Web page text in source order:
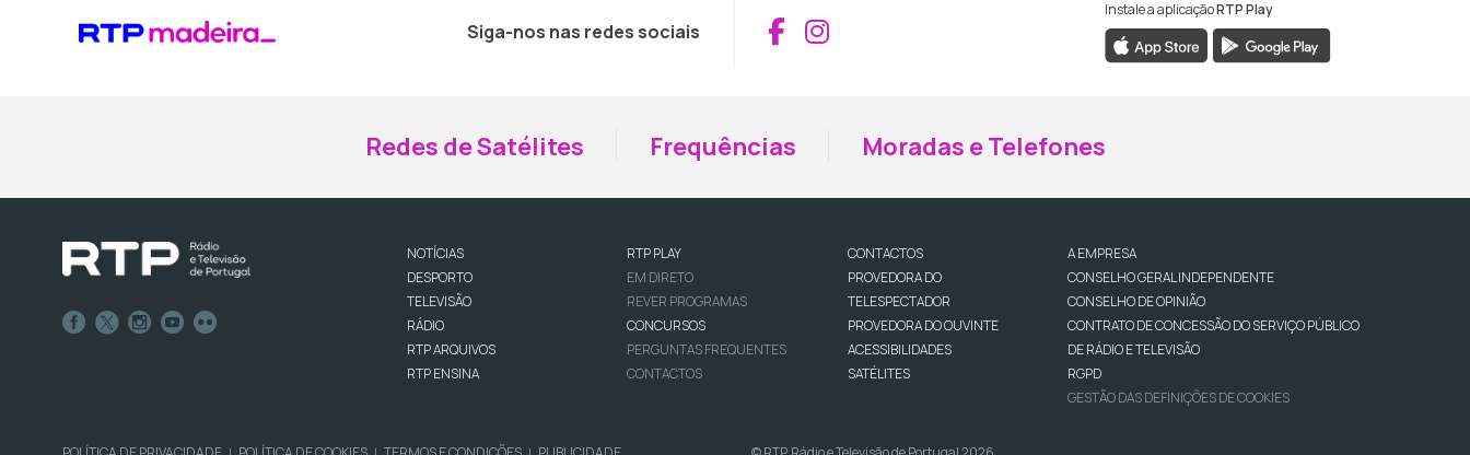
Siga-nos nas redes sociais Aceder ao Facebook da RTP Madeira
Aceder ao Instagram da RTP Madeira
Instale a aplicaçãoRTP Play
Redes de Satélites Frequências Moradas e Telefones
NOTÍCIAS
DESPORTO
TELEVISÃO
RÁDIO
RTP ARQUIVOS
RTP ENSINA
RTP PLAY
EM DIRETO
REVER PROGRAMAS
CONCURSOS
PERGUNTAS FREQUENTES
CONTACTOS
CONTACTOS
PROVEDORA DO
TELESPECTADOR
PROVEDORA DO OUVINTE
ACESSIBILIDADES
SATÉLITES
A EMPRESA
CONSELHO GERAL INDEPENDENTE
CONSELHO DE OPINIÃO
CONTRATO DE CONCESSÃO DO SERVIÇO PÚBLICO
DE RÁDIO E TELEVISÃO
RGPD
GESTÃO DAS DEFINIÇÕES DE COOKIES